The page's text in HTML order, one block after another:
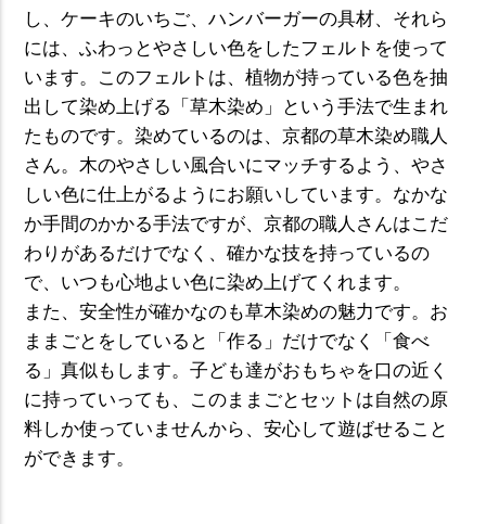
し、ケーキのいちご、ハンバーガーの具材、それら
には、ふわっとやさしい色をしたフェルトを使って
います。このフェルトは、植物が持っている色を抽
出して染め上げる「草木染め」という手法で生まれ
たものです。染めているのは、京都の草木染め職人
さん。木のやさしい風合いにマッチするよう、やさ
しい色に仕上がるようにお願いしています。なかな
か手間のかかる手法ですが、京都の職人さんはこだ
わりがあるだけでなく、確かな技を持っているの
で、いつも心地よい色に染め上げてくれます。
また、安全性が確かなのも草木染めの魅力です。お
ままごとをしていると「作る」だけでなく「食べ
る」真似もします。子ども達がおもちゃを口の近く
に持っていっても、このままごとセットは自然の原
料しか使っていませんから、安心して遊ばせること
ができます。